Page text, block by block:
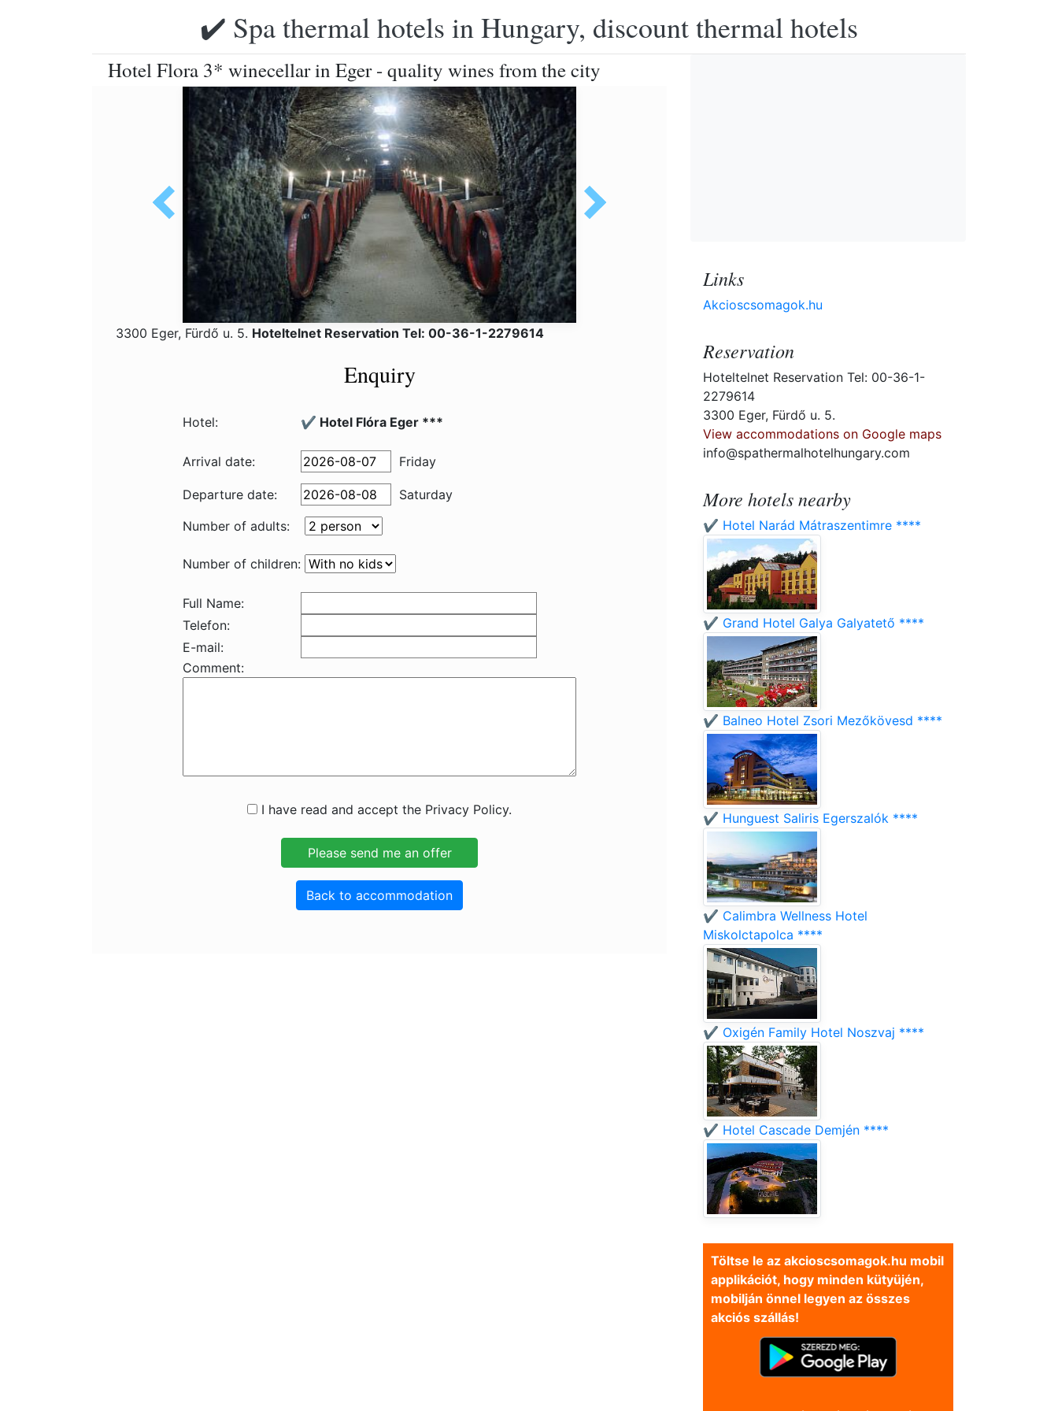
✔️ Spa thermal hotels in Hungary, discount thermal hotels
Hotel Flora 3* winecellar in Eger - quality wines from the city
3300 Eger, Fürdő u. 5. Hoteltelnet Reservation Tel: 00-36-1-2279614
Enquiry
Hotel: ✔️ Hotel Flóra Eger ***
Arrival date: Friday
Departure date:
Saturday
Number of adults:
Number of children:
Full Name:
Telefon:
E-mail:
Comment:
I have read and accept the Privacy Policy.
Back to accommodation
Links
Akcioscsomagok.hu
Reservation
Hoteltelnet Reservation Tel: 00-36-1-
2279614
3300 Eger, Fürdő u. 5.
View accommodations on Google maps
info@spathermalhotelhungary.com
More hotels nearby
✔️ Hotel Narád Mátraszentimre ****
✔️ Grand Hotel Galya Galyatető ****
✔️ Balneo Hotel Zsori Mezőkövesd ****
✔️ Hunguest Saliris Egerszalók ****
✔️ Calimbra Wellness Hotel
Miskolctapolca ****
✔️ Oxigén Family Hotel Noszvaj ****
✔️ Hotel Cascade Demjén ****
Töltse le az akcioscsomagok.hu mobil
applikációt, hogy minden kütyüjén,
mobilján önnel legyen az összes
akciós szállás!